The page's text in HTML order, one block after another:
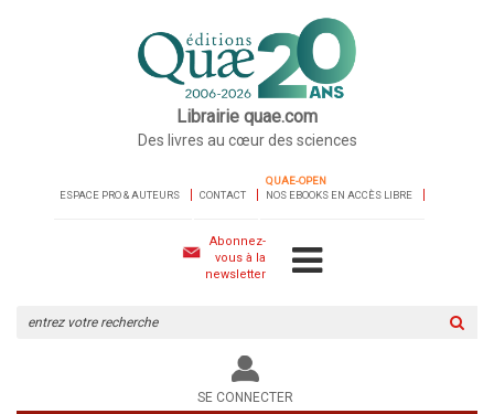
Librairie quae.com
Des livres au cœur des sciences
ESPACE PRO & AUTEURS CONTACT
QUAE-OPEN
NOS EBOOKS EN ACCÈS LIBRE
Abonnez-
vous à la
newsletter
le
site
SE CONNECTER